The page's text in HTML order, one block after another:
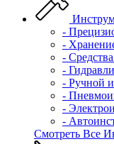
-
-
-
-
- Ручной
-
-
-
Смотреть Все